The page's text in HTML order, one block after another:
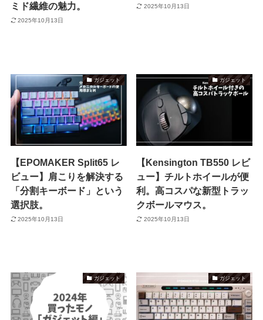
ミド繊維の魅力。
2025年10月13日
2025年10月13日
ガジェット
【EPOMAKER Split65 レ
ビュー】肩こりを解決する
「分割キーボード」という
選択肢。
2025年10月13日
ガジェット
【Kensington TB550 レビ
ュー】チルトホイールが便
利。高コスパな新型トラッ
クボールマウス。
2025年10月13日
ガジェット ガジェット